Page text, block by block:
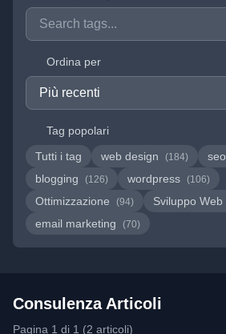
Ordina per
Tag popolari
Tutti i tag
web design (184) seo
blogging (126) wordpress (106)
Ottimizzazione (94) Sviluppo Web
email marketing (70)
Consulenza Articoli
Pagina 1 di 1 (2 articoli)